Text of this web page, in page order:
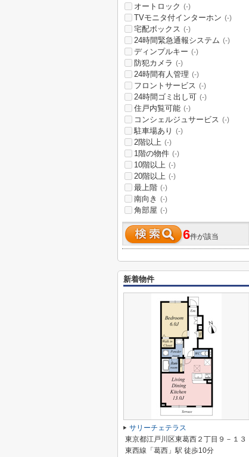
オートロック (-)
TVモニタ付インターホン (-)
宅配ボックス (-)
24時間緊急通報システム (-)
ディンプルキー (-)
防犯カメラ (-)
24時間有人管理 (-)
フロントサービス (-)
24時間ゴミ出し可 (-)
住戸内覧可能 (-)
コンシェルジュサービス (-)
駐車場あり (-)
2階以上 (-)
1階の物件 (-)
10階以上 (-)
20階以上 (-)
最上階 (-)
南向き (-)
角部屋 (-)
6件が該当
新着物件
サリーチェテラス
東京都江戸川区東葛西２丁目９－１３
東西線「葛西」駅 徒歩10分